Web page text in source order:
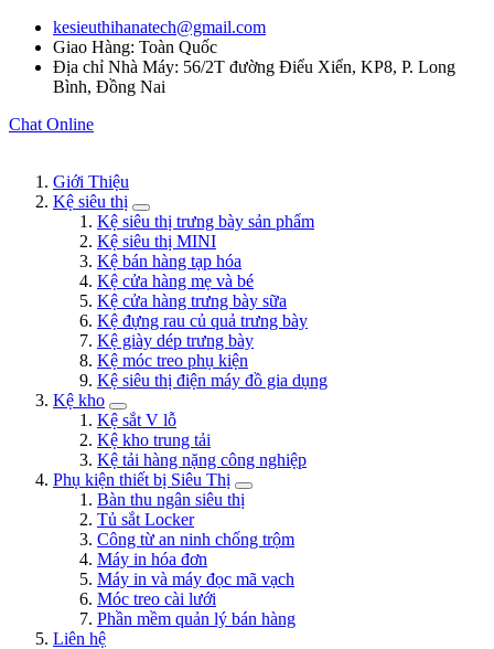
kesieuthihanatech@gmail.com
Giao Hàng: Toàn Quốc
Địa chỉ Nhà Máy: 56/2T đường Điểu Xiển, KP8, P. Long
Bình, Đồng Nai
Chat Online
Giới Thiệu
Kệ siêu thị
Kệ siêu thị trưng bày sản phẩm
Kệ siêu thị MINI
Kệ bán hàng tạp hóa
Kệ cửa hàng mẹ và bé
Kệ cửa hàng trưng bày sữa
Kệ đựng rau củ quả trưng bày
Kệ giày dép trưng bày
Kệ móc treo phụ kiện
Kệ siêu thị điện máy đồ gia dụng
Kệ kho
Kệ sắt V lỗ
Kệ kho trung tải
Kệ tải hàng nặng công nghiệp
Phụ kiện thiết bị Siêu Thị
Bàn thu ngân siêu thị
Tủ sắt Locker
Công từ an ninh chống trộm
Máy in hóa đơn
Máy in và máy đọc mã vạch
Móc treo cài lưới
Phần mềm quản lý bán hàng
Liên hệ